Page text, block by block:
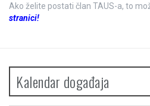
Ako želite postati član TAUS-a, to
stranici!
Kalendar događaja